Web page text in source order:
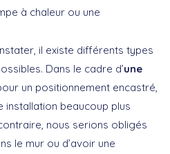
à chaleur ou une
il existe différents types
Dans le cadre d’une
un positionnement encastré,
installation beaucoup plus
nous serions obligés
le mur ou d’avoir une